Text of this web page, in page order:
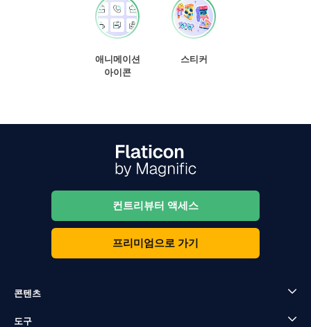
애니메이션
아이콘
스티커
컨트리뷰터 액세스
프리미엄으로 가기
콘텐츠
도구